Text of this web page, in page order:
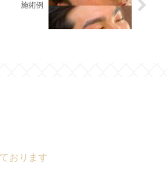
施術例
おります